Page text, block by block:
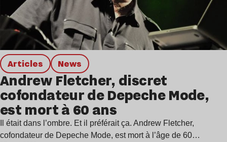
Articles news
Andrew Fletcher, discret
cofondateur de Depeche Mode,
est mort à 60 ans
Il était dans l’ombre. Et il préférait ça. Andrew Fletcher,
cofondateur de Depeche Mode, est mort à l’âge de 60…